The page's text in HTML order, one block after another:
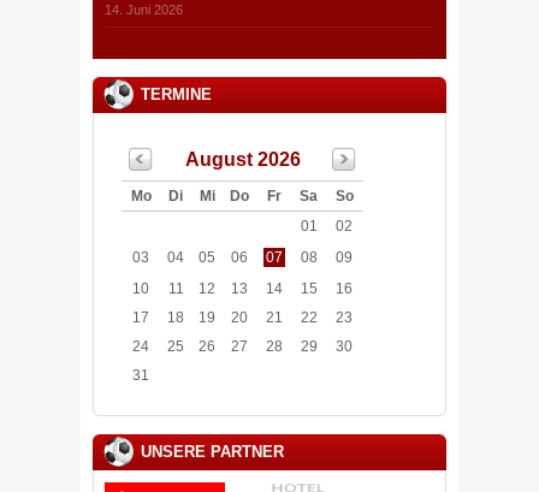
14. Juni 2026
TERMINE
August 2026
Mo Di Mi Do Fr Sa
So
01
02
03
04 05 06 07 08
09
10
11 12 13 14 15
16
17
18 19 20 21 22
23
24
25 26 27 28 29
30
31
UNSERE PARTNER